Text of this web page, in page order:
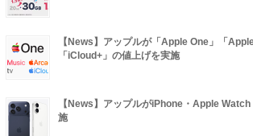
【News】アップルが「Apple One」「
「iCloud+」の値上げを実施
【News】アップルがiPhone・Apple
施